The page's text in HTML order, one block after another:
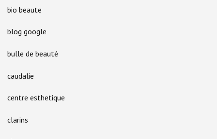
bio beaute
blog google
bulle de beauté
caudalie
centre esthetique
clarins